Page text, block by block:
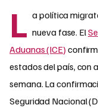
L a política
nueva fase. El
Aduanas (ICE)
estados del país, con
semana. La
Seguridad Nacional